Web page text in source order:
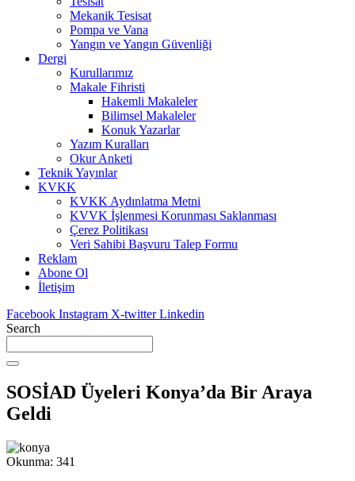
Mekanik Tesisat
Pompa ve Vana
Yangın ve Yangın Güvenliği
Dergi
Kurullarımız
Makale Fihristi
Hakemli Makaleler
Bilimsel Makaleler
Konuk Yazarlar
Yazım Kuralları
Okur Anketi
Teknik Yayınlar
KVKK
KVKK Aydınlatma Metni
KVVK İşlenmesi Korunması Saklanması
Çerez Politikası
Veri Sahibi Başvuru Talep Formu
Reklam
Abone Ol
İletişim
Facebook Instagram X-twitter Linkedin
Search
SOSİAD Üyeleri Konya’da Bir Araya
Geldi
Okunma: 341